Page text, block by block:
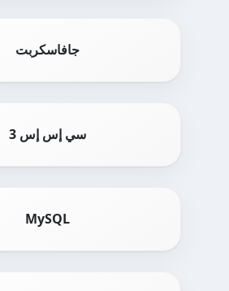
جافاسكربت
سي إس إس 3
MySQL